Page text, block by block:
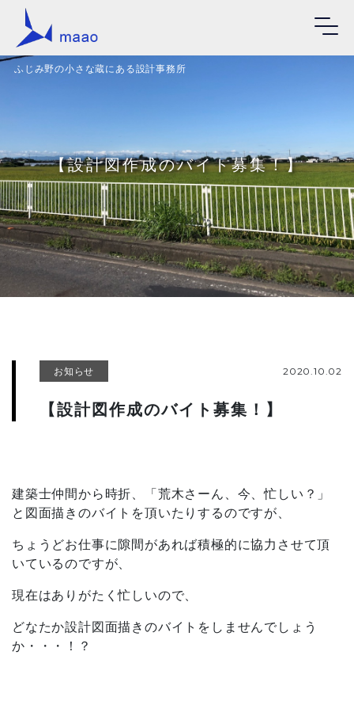
ふじみ野の小さな蔵にある設計事務所
【設計図作成のバイト募集！】
お知らせ 2020.10.02
【設計図作成のバイト募集！】
建築士仲間から時折、「荒木さーん、今、忙しい？」
と図面描きのバイトを頂いたりするのですが、
ちょうどお仕事に隙間があれば積極的に協力させて頂
いているのですが、
現在はありがたく忙しいので、
どなたか設計図面描きのバイトをしませんでしょう
か・・・！？